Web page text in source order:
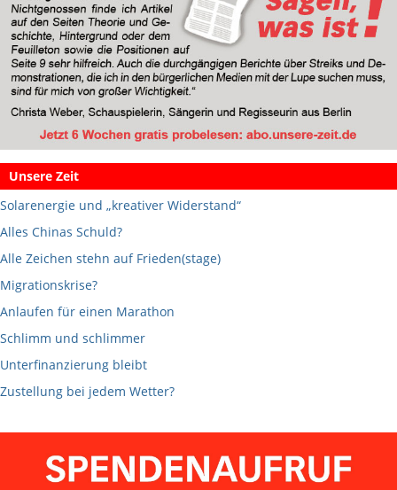
Unsere Zeit
Solarenergie und „kreativer Widerstand“
Alles Chinas Schuld?
Alle Zeichen stehn auf Frieden(stage)
Migrationskrise?
Anlaufen für einen Marathon
Schlimm und schlimmer
Unterfinanzierung bleibt
Zustellung bei jedem Wetter?